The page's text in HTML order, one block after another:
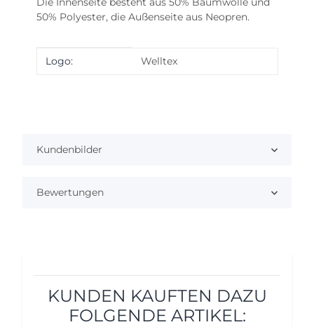
50% Polyester, die Außenseite aus Neopren.
Produkteigenschaft
Wert
Logo: Welltex
Kundenbilder
Bewertungen
KUNDEN KAUFTEN DAZU
FOLGENDE ARTIKEL: